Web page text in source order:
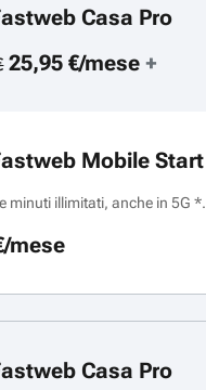
Casa Pro
25,95 €/mese+
Mobile Start
minuti illimitati, anche in 5G *.
mese
Casa Pro